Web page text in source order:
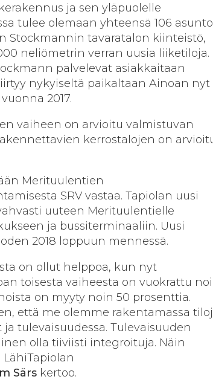
ja sen yläpuolelle
tulee olemaan yhteensä 106
Stockmannin tavaratalon kiinteistö,
neliömetrin verran uusia liiketiloja.
palvelevat asiakkaitaan
nykyiseltä paikaltaan Ainoan nyt
2017.
vaiheen on arvioitu valmistuvan
kerrostalojen on
Merituulentien
SRV vastaa. Tapiolan uusi
uuteen Merituulentielle
ja bussiterminaaliin. Uusi
2018 loppuun mennessä.
on ollut helppoa, kun nyt
toisesta vaiheesta on vuokrattu
on myyty noin 50 prosenttia.
että me olemme rakentamassa
tulevaisuudessa. Tulevaisuuden
olla tiiviisti integroituja. Näin
LähiTapiolan
Särs kertoo.